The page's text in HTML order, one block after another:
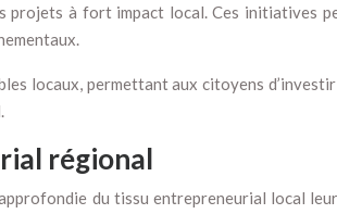
à fort impact local. Ces initiatives
locaux, permettant aux citoyens
régional
du tissu entrepreneurial local